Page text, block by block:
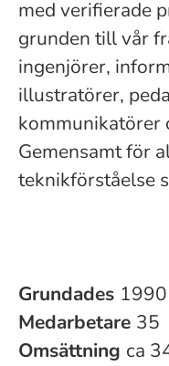
med verifierade
grunden till vår
ingenjörer,
illustratörer,
kommunikatörer
Gemensamt för
teknikförståelse
Grundades 1990
Medarbetare 35
Omsättning ca